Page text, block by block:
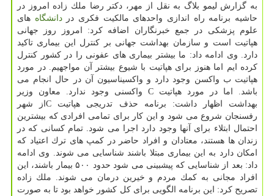
به گزارش لیمو بلاگ به نقل از مهر، دكتر رضا ملك زاده امروز در
حاشیه برنامه راه اندازی واحدهای مالكیت فكری دردانشگاه های
علوم پزشكی در جمع خبرنگاران اضافه كرد: امروز روز جهانی
هپاتیت است و سازمان بهداشت جهانی بر كنترل این بیماری تاكید
دارد. وی ادامه داد: ما بیشتر بیماری های عفونی را در كشور كنترل
كرده ایم اما هنوز برای هپاتیت با شیوع بیشتر آن مواجهیم. در مورد
هپاتیت ب واكسن وجود دارد و واكسیناسیون آن در حال انجام می
باشد. اما در مورد هپاتیت C واكسنی وجود ندارد. معاون وزیر
بهداشت اظهار داشت: برنامه حذف تدریجی هپاتیت Cاز شهر
رفسنجان شروع می شود و این كار برای تمامی افرادی كه بیشترین
احتمال ابتلاء برای آنها وجود دارد اجرا می شود. تمام كسانی كه در
زندان ها هستند، معتادان و افراد حاضر در كمپ های ترك اعتیاد كه
امكان دارد به این بیماری مبتلا باشند شناسایی می شوند. وی ادامه
داد: بعد از شناسایی كه پیشبینی می شود حدود ۵۰۰ بیمار باشند، این
افراد مجانی به كمك مردم و خیرین درمان می شوند. ملك زاده
تصریح كرد: این برنامه الگویی برای كل كشور خواهد بود تا به صورت